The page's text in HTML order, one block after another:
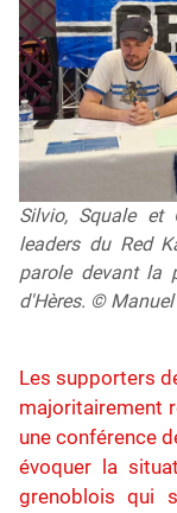
Silvio, Squale et
leaders du Red
parole devant la
d'Hères. ©
Les supporters
majoritairement
une conférence
évoquer la
grenoblois qui